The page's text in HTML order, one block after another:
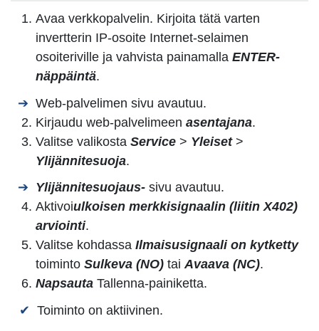
Avaa verkkopalvelin. Kirjoita tätä varten
invertterin IP-osoite Internet-selaimen
osoiteriville ja vahvista painamalla ENTER-
näppäintä.
Web-palvelimen sivu avautuu.
Kirjaudu web-palvelimeen asentajana.
Valitse valikosta Service > Yleiset>
Ylijännitesuoja.
Ylijännitesuojaus- sivu avautuu.
Aktivoiulkoisen merkkisignaalin (liitin X402)
arviointi.
Valitse kohdassa Ilmaisusignaali on kytketty
toiminto Sulkeva (NO) taiAvaava (NC).
Napsauta Tallenna-painiketta.
Toiminto on aktiivinen.